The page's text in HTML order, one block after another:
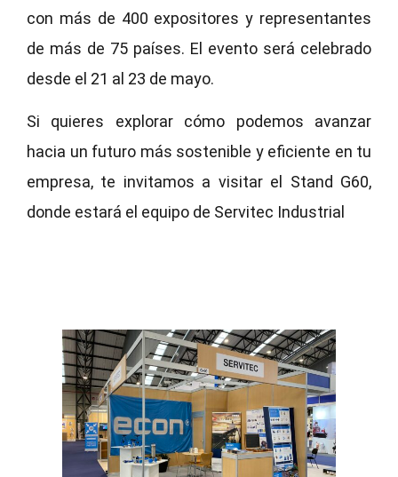
con más de 400 expositores y representantes
de más de 75 países. El evento será celebrado
desde el 21 al 23 de mayo.
Si quieres explorar cómo podemos avanzar
hacia un futuro más sostenible y eficiente en tu
empresa, te invitamos a visitar el Stand G60,
donde estará el equipo de Servitec Industrial